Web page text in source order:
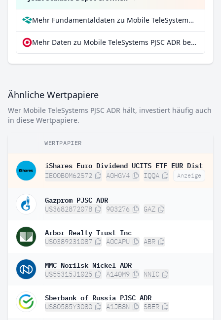
Mehr Fundamentaldaten zu Mobile TeleSystems PJSC ADR bei Parqet
Mehr Daten zu Mobile TeleSystems PJSC ADR bei extraETF
Ähnliche Wertpapiere
Wer Mobile TeleSystems PJSC ADR hält, investiert häufig auch
in diese Wertpapiere.
WERTPAPIER
iShares Euro Dividend UCITS ETF EUR Dist
IE00B0M62S72 A0HGV4 IQQA Anzeige
Gazprom PJSC ADR
US3682872078 903276 GAZ
Arbor Realty Trust Inc
US0389231087 A0CAPU ABR
MMC Norilsk Nickel ADR
US55315J1025 A140M9 NNIC
Sberbank of Russia PJSC ADR
US80585Y3080 A1JB8N SBER